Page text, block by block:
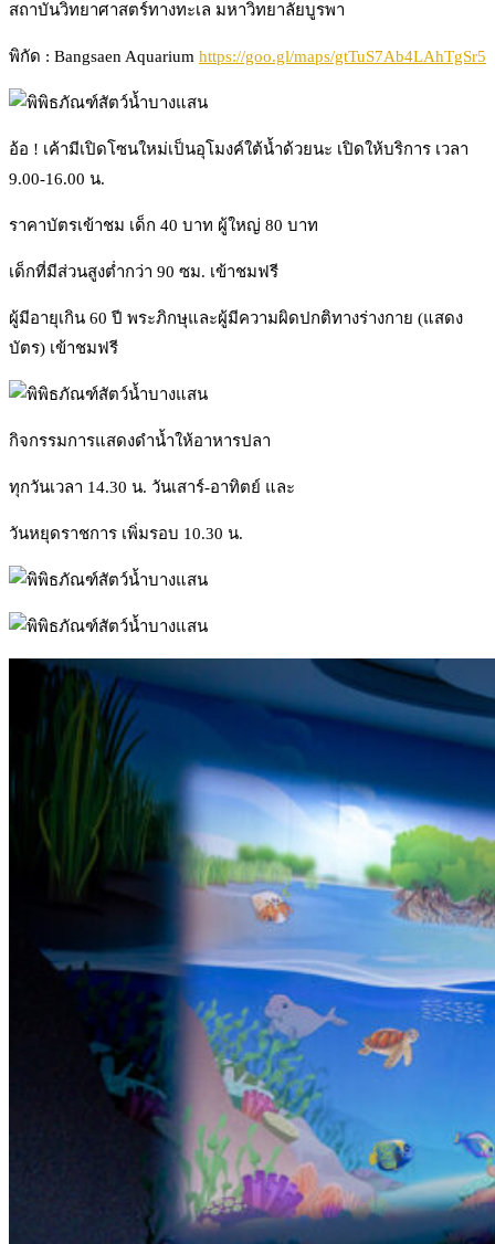
สถาบันวิทยาศาสตร์ทางทะเล มหาวิทยาลัยบูรพา
พิกัด : Bangsaen Aquarium https://goo.gl/maps/gtTuS7Ab4LAhTgSr5
อ้อ ! เค้ามีเปิดโซนใหม่เป็นอุโมงค์ใต้น้ำด้วยนะ เปิดให้บริการ เวลา
9.00-16.00 น.
ราคาบัตรเข้าชม เด็ก 40 บาท ผู้ใหญ่ 80 บาท
เด็กที่มีส่วนสูงต่ำกว่า 90 ซม. เข้าชมฟรี
ผู้มีอายุเกิน 60 ปี พระภิกษุและผู้มีความผิดปกติทางร่างกาย (แสดง
บัตร) เข้าชมฟรี
กิจกรรมการแสดงดำน้ำให้อาหารปลา
ทุกวันเวลา 14.30 น. วันเสาร์-อาทิตย์ และ
วันหยุดราชการ เพิ่มรอบ 10.30 น.